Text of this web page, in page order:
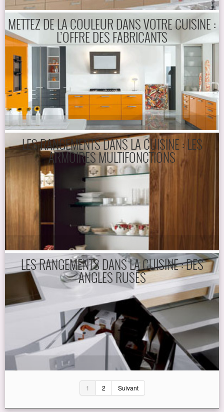
METTEZ DE LA COULEUR DANS VOTRE CUISINE :
L’OFFRE DES FABRICANTS
LES RANGEMENTS DANS LA CUISINE : LES
ARMOIRES MULTIFONCTIONS
LES RANGEMENTS DANS LA CUISINE : DES
ANGLES RUSÉS
1 2 Suivant